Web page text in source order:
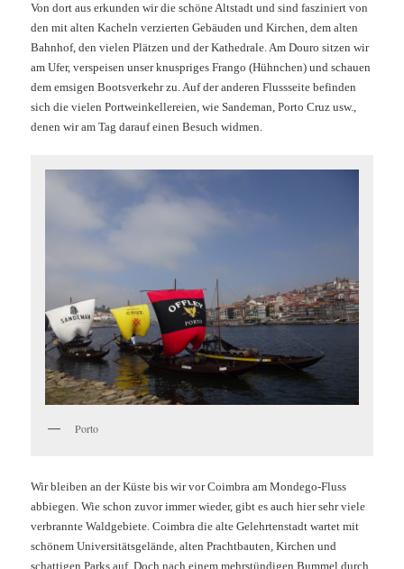
Von dort aus erkunden wir die schöne Altstadt und sind fasziniert von
den mit alten Kacheln verzierten Gebäuden und Kirchen, dem alten
Bahnhof, den vielen Plätzen und der Kathedrale. Am Douro sitzen wir
am Ufer, verspeisen unser knuspriges Frango (Hühnchen) und schauen
dem emsigen Bootsverkehr zu. Auf der anderen Flussseite befinden
sich die vielen Portweinkellereien, wie Sandeman, Porto Cruz usw.,
denen wir am Tag darauf einen Besuch widmen.
Porto
Wir bleiben an der Küste bis wir vor Coimbra am Mondego-Fluss
abbiegen. Wie schon zuvor immer wieder, gibt es auch hier sehr viele
verbrannte Waldgebiete. Coimbra die alte Gelehrtenstadt wartet mit
schönem Universitätsgelände, alten Prachtbauten, Kirchen und
schattigenParks auf. Doch nach einem mehrstündigen Bummel durch